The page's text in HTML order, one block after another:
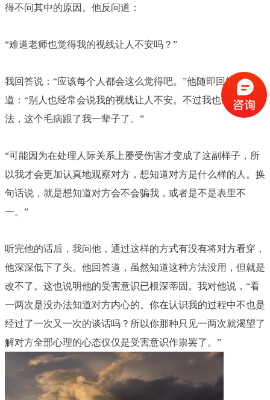
得不问其中的原因。他反问道：
“难道老师也觉得我的视线让人不安吗？”
我回答说：“应该每个人都会这么觉得吧。”他随即回答
道：“别人也经常会说我的视线让人不安。不过我也毫无办
法，这个毛病跟了我一辈子了。”
“可能因为在处理人际关系上屡受伤害才变成了这副样子，所
以我才会更加认真地观察对方，想知道对方是什么样的人。换
句话说，就是想知道对方会不会骗我，或者是不是表里不
一。”
听完他的话后，我问他，通过这样的方式有没有将对方看穿，
他深深低下了头。他回答道，虽然知道这种方法没用，但就是
改不了。这也说明他的受害意识已根深蒂固。我对他说，“看
一两次是没办法知道对方内心的。你在认识我的过程中不也是
经过了一次又一次的谈话吗？所以你那种只见一两次就渴望了
解对方全部心理的心态仅仅是受害意识作祟罢了。”